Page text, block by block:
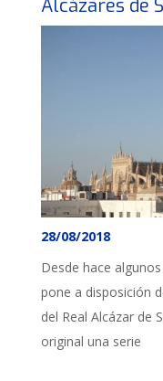
Alcázares de
28/08/2018
Desde hace
pone a disposición
del Real Alcázar de
original una serie